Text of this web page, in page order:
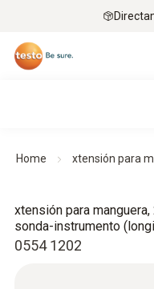
Home xtensión para
0554 1202
xtensión para
sonda-instrumento